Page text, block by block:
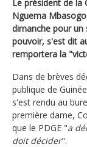
Le président de la
Nguema
dimanche pour un
pouvoir, s'est dit
remportera la
Dans de brèves
publique de
s'est rendu au
première dame,
que le PDGE "a
doit décider".